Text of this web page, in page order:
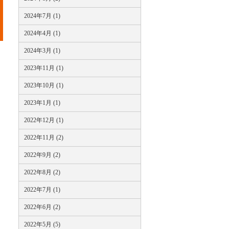
2024年7月 (1)
2024年4月 (1)
2024年3月 (1)
2023年11月 (1)
2023年10月 (1)
2023年1月 (1)
2022年12月 (1)
2022年11月 (2)
2022年9月 (2)
2022年8月 (2)
2022年7月 (1)
2022年6月 (2)
2022年5月 (5)